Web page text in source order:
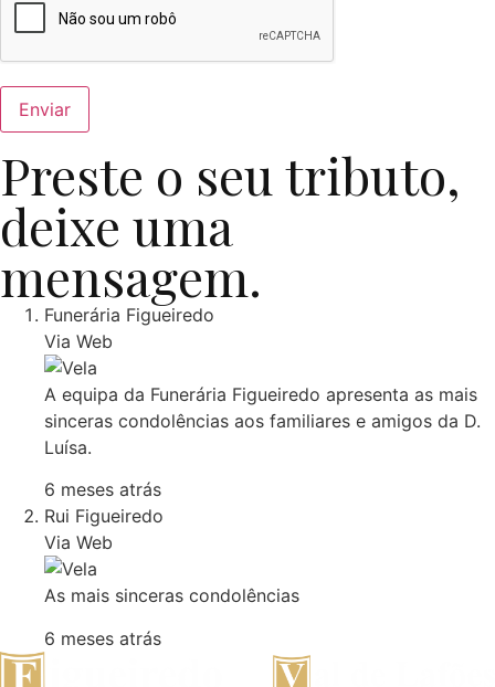
Preste o seu tributo,
deixe uma
mensagem.
Funerária Figueiredo
Via Web
A equipa da Funerária Figueiredo apresenta as mais
sinceras condolências aos familiares e amigos da D.
Luísa.
6 meses atrás
Rui Figueiredo
Via Web
As mais sinceras condolências
6 meses atrás